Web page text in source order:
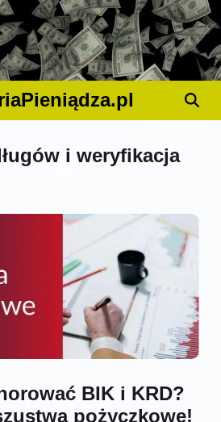
i weryfikacja
BIK i KRD?
pożyczkowe!